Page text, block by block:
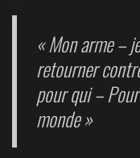
« Mon arme –
retourner
pour qui –
monde »